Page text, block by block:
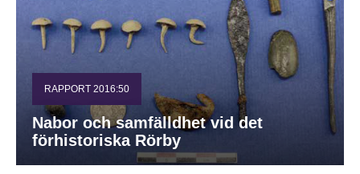
RAPPORT 2016:50
Nabor och samfälldhet vid det
förhistoriska Rörby